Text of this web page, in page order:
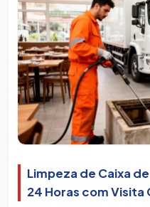
Limpeza de Caixa
24 Horas com Visita